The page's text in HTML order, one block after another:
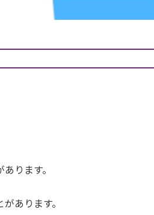
ります。
あります。